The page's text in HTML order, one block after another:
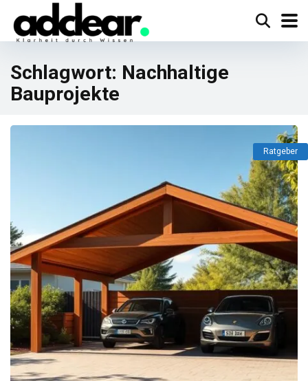
Schlagwort: Nachhaltige
Bauprojekte
Ratgeber